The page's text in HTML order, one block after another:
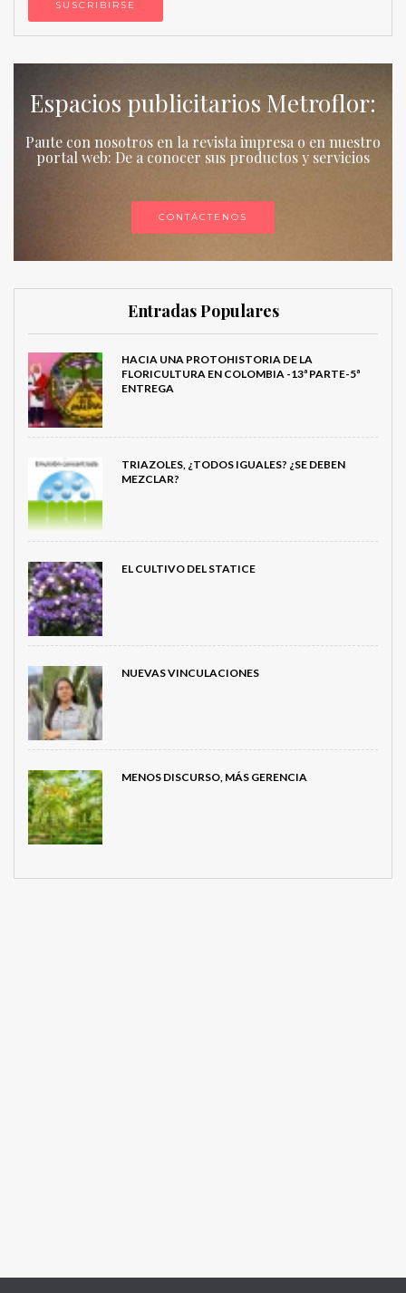
Espacios publicitarios Metroflor:
Paute con nosotros en la revista impresa o en nuestro
portal web: De a conocer sus productos y servicios
CONTÁCTENOS
Entradas Populares
HACIA UNA PROTOHISTORIA DE LA
FLORICULTURA EN COLOMBIA -13ª PARTE-5ª
ENTREGA
TRIAZOLES, ¿TODOS IGUALES? ¿SE DEBEN
MEZCLAR?
EL CULTIVO DEL STATICE
NUEVAS VINCULACIONES
MENOS DISCURSO, MÁS GERENCIA